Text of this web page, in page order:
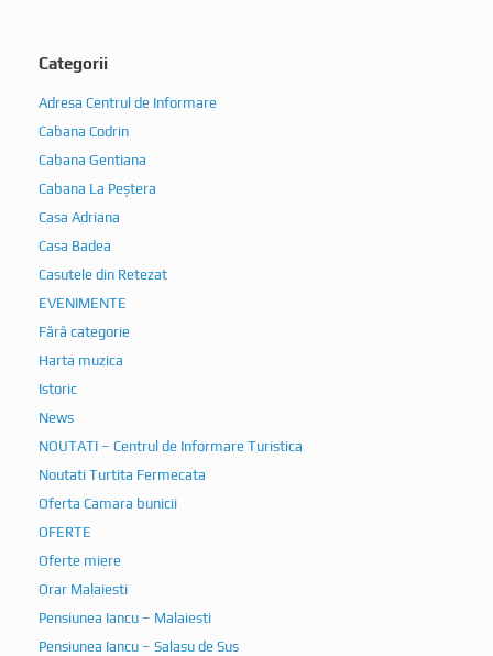
Categorii
Adresa Centrul de Informare
Cabana Codrin
Cabana Gentiana
Cabana La Peștera
Casa Adriana
Casa Badea
Casutele din Retezat
EVENIMENTE
Fără categorie
Harta muzica
Istoric
News
NOUTATI – Centrul de Informare Turistica
Noutati Turtita Fermecata
Oferta Camara bunicii
OFERTE
Oferte miere
Orar Malaiesti
Pensiunea Iancu – Malaiesti
Pensiunea Iancu – Salasu de Sus